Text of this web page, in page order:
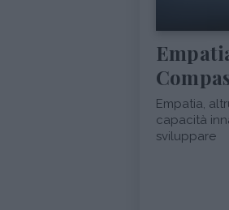
Empatia,
capacità
sviluppare